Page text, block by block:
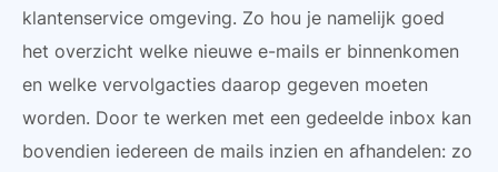
klantenservice omgeving. Zo hou je namelijk goed
het overzicht welke nieuwe e-mails er binnenkomen
en welke vervolgacties daarop gegeven moeten
worden. Door te werken met een gedeelde inbox kan
bovendien iedereen de mails inzien en afhandelen: zo